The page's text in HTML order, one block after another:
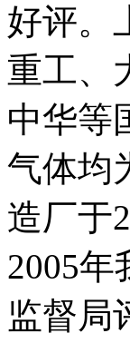
好评。
重工、
中华等
气体均
造厂于
2005
监督局